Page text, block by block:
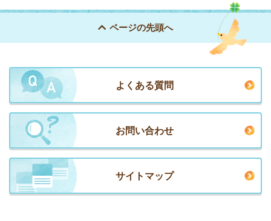
ページの先頭へ
よくある質問
お問い合わせ
サイトマップ